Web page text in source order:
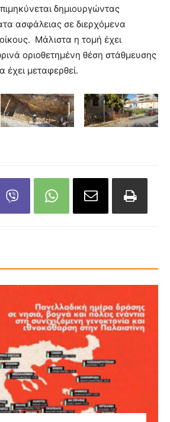
δημιουργώντας
ασφάλειας σε διερχόμενα
Μάλιστα η τομή έχει
οριοθετημένη θέση στάθμευσης
μεταφερθεί.